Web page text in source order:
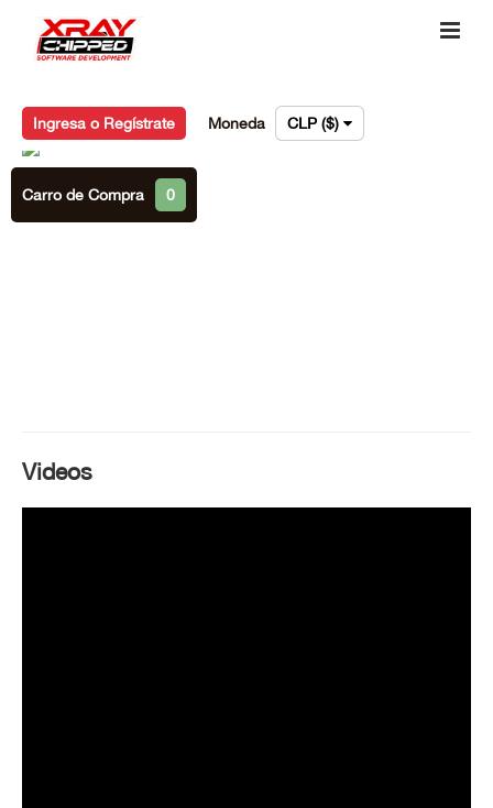
Ingresa o Regístrate Moneda CLP ($)
Carro de Compra 0
Videos